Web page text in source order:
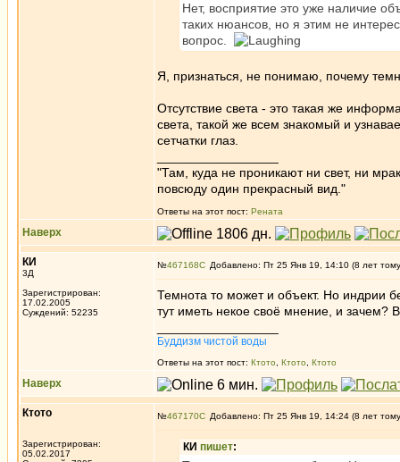
Нет, восприятие это уже наличие
таких нюансов, но я этим не
вопрос.
Я, признаться, не понимаю, почему
Отсутствие света - это такая же
света, такой же всем знакомый и
сетчатки глаз.
"Там, куда не проникают ни свет, ни
повсюду один прекрасный вид."
Ответы на этот пост: Рената
Наверх
КИ
3Д
Зарегистрирован:
17.02.2005
Суждений: 52235
№467168 Добавлено: Пт 25 Янв 19, 14:10 (8 лет
Темнота то может и объект. Но индрии
тут иметь некое своё мнение, и зачем?
Буддизм чистой воды
Ответы на этот пост: Ктото Ктото Ктото
Наверх
Ктото
Зарегистрирован:
05.02.2017
№467170 Добавлено: Пт 25 Янв 19, 14:24 (8 лет
КИ пишет: